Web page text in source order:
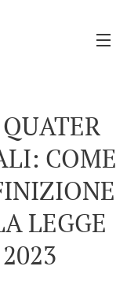
COME
LEGGE